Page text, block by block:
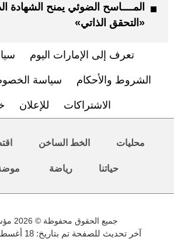
المــــاسح الضوئي يمنح الشهادة
«التحقق الذاتي»
تعرف إلى الإمارات اليوم
الشروط والأحكام سياسة
الاشتراكات للإعلان
محليات الخط الساخن
حياتنا رياضة
جميع الحقوق محفوظة © 2026 مؤسسة دبي
آخر تحديث للصفحة تم بتاريخ: 18 أغسطس 2025 20:51